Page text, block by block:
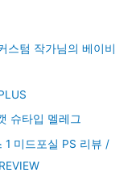
스텀 작가님의 베이비
슈타입 멜레그
1 미드포실 PS 리뷰 /